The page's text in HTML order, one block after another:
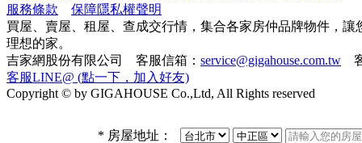
服務條款
保障隱私權聲明
買屋、賣屋、租屋、查成交行情，集合各家房仲品牌物件，
理想的家。
吉家網股份有限公司 客服信箱： service@gigahouse.com.tw
客服LINE@ (點一下，加入好友)
Copyright © by GIGAHOUSE Co.,Ltd, All Rights reserved